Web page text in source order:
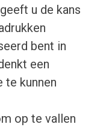
u de kans
bent in
een
te kunnen
op te vallen